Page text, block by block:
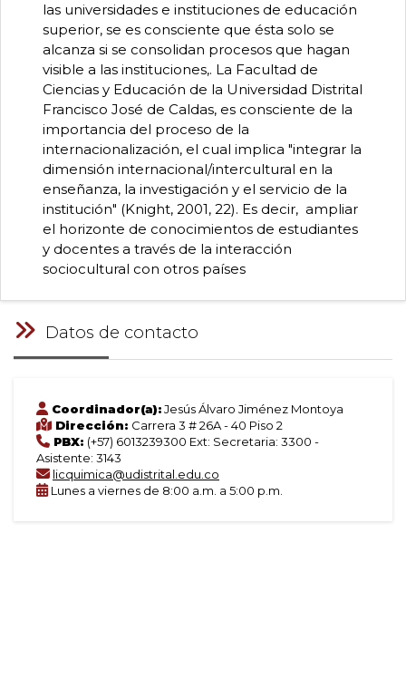
las universidades e instituciones de educación
superior, se es consciente que ésta solo se
alcanza si se consolidan procesos que hagan
visible a las instituciones,. La Facultad de
Ciencias y Educación de la Universidad Distrital
Francisco José de Caldas, es consciente de la
importancia del proceso de la
internacionalización, el cual implica "integrar la
dimensión internacional/intercultural en la
enseñanza, la investigación y el servicio de la
institución" (Knight, 2001, 22). Es decir, ampliar
el horizonte de conocimientos de estudiantes
y docentes a través de la interacción
sociocultural con otros países
Datos de contacto
Coordinador(a):Jesús Álvaro Jiménez Montoya
Dirección: Carrera 3 # 26A - 40 Piso 2
PBX: (+57) 6013239300 Ext: Secretaria: 3300 -
Asistente: 3143
licquimica@udistrital.edu.co
Lunes a viernes de 8:00 a.m. a 5:00 p.m.